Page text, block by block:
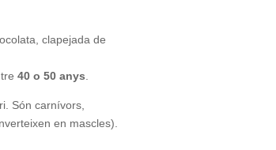
clapejada de
40 o 50 anys.
Són carnívors,
en mascles).